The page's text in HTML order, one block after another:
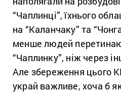
“Чаплинці”, їхнього
на “Каланчаку” та
менше людей
“Чаплинку”, ніж через
Але збереження цього
украй важливе, хоча б